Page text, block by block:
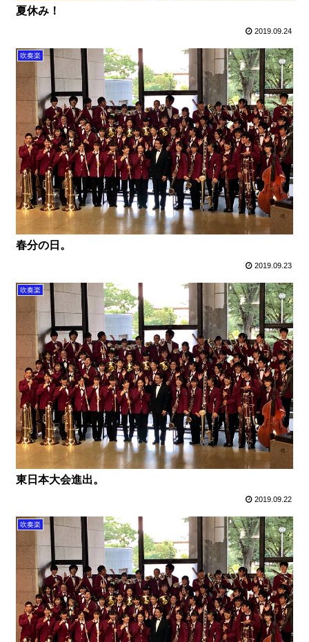
夏休み！
2019.09.24
吹奏楽
春分の日。
2019.09.23
吹奏楽
東日本大会進出。
2019.09.22
吹奏楽